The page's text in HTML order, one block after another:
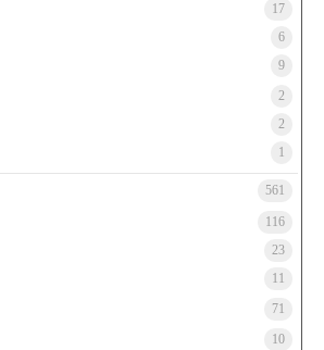
17
6
9
2
2
1
561
116
23
11
71
10